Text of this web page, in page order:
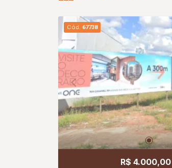
Cód. 67738
R$ 4.000,00